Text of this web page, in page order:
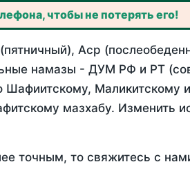
чтобы не потерять его!
Аср
намазы - ДУМ РФ и РТ
Маликитскому
мазхабу. Изменить
точным, то свяжитесь с